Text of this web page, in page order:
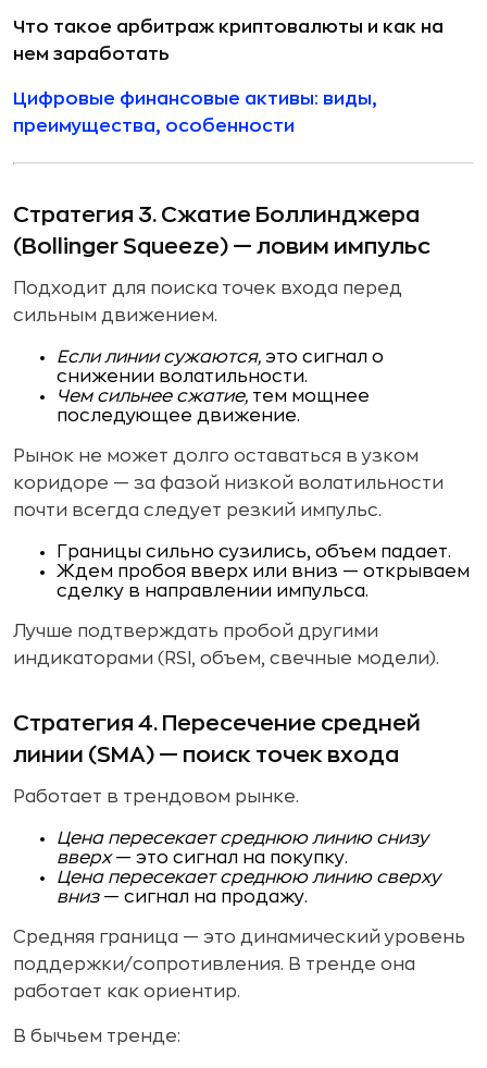
Что такое арбитраж криптовалюты и как на
нем заработать
Цифровые финансовые активы: виды,
преимущества, особенности
Стратегия 3. Сжатие Боллинджера
(Bollinger Squeeze) — ловим импульс
Подходит для поиска точек входа перед
сильным движением.
Если линии сужаются, это сигнал о
снижении волатильности.
Чем сильнее сжатие, тем мощнее
последующее движение.
Рынок не может долго оставаться в узком
коридоре — за фазой низкой волатильности
почти всегда следует резкий импульс.
Границы сильно сузились, объем падает.
Ждем пробоя вверх или вниз — открываем
сделку в направлении импульса.
Лучше подтверждать пробой другими
индикаторами (RSI, объем, свечные модели).
Стратегия 4. Пересечение средней
линии (SMA) — поиск точек входа
Работает в трендовом рынке.
Цена пересекает среднюю линию снизу
вверх— это сигнал на покупку.
Цена пересекает среднюю линию сверху
вниз— сигнал на продажу.
Средняя граница — это динамический уровень
поддержки/сопротивления. В тренде она
работает как ориентир.
В бычьем тренде: